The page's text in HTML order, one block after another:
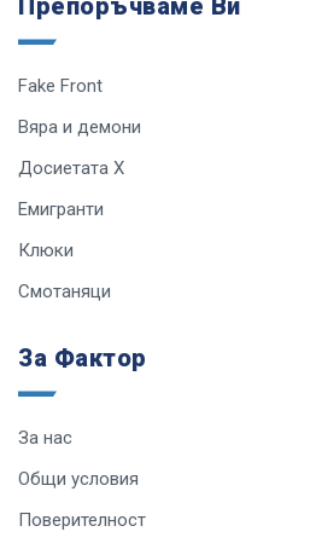
Препоръчваме Ви
Fake Front
Вяра и демони
Досиетата Х
Емигранти
Клюки
Смотаняци
За Фактор
За нас
Общи условия
Поверителност